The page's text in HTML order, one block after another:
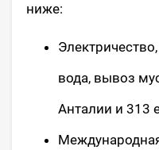
ниже:
вода, вывоз
Анталии и 313